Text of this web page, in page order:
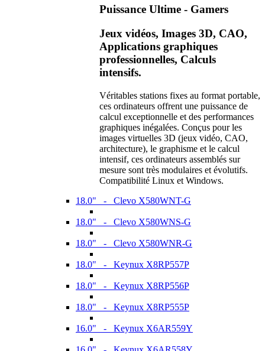
Puissance Ultime - Gamers
Jeux vidéos, Images 3D, CAO,
Applications graphiques
professionnelles, Calculs
intensifs.
Véritables stations fixes au format portable,
ces ordinateurs offrent une puissance de
calcul exceptionnelle et des performances
graphiques inégalées. Conçus pour les
images virtuelles 3D (jeux vidéo, CAO,
architecture), le graphisme et le calcul
intensif, ces ordinateurs assemblés sur
mesure sont très modulaires et évolutifs.
Compatibilité Linux et Windows.
18.0" - Clevo X580WNT-G
18.0" - Clevo X580WNS-G
18.0" - Clevo X580WNR-G
18.0" - Keynux X8RP557P
18.0" - Keynux X8RP556P
18.0" - Keynux X8RP555P
16.0" - Keynux X6AR559Y